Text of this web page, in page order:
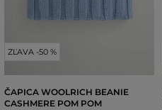
ZĽAVA -50 %
ČAPICA WOOLRICH BEANIE
CASHMERE POM POM